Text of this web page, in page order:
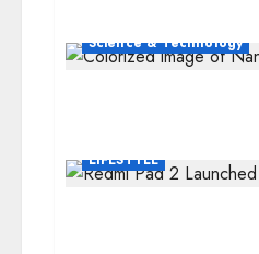
Science & Technology
LIFESTYLE